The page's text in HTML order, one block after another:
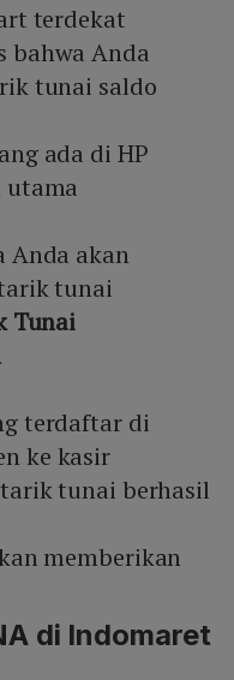
terdekat
bahwa Anda
tunai saldo
ada di HP
utama
akan
tunai
Tunai
terdaftar di
ke kasir
tunai berhasil
memberikan
di Indomaret